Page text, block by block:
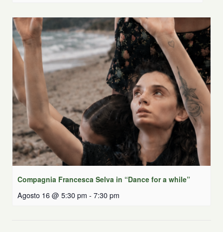
Compagnia Francesca Selva in “Dance for a while”
Agosto 16 @ 5:30 pm - 7:30 pm